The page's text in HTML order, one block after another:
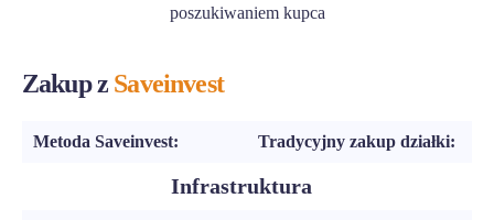
poszukiwaniem kupca
Zakup z Saveinvest
Metoda Saveinvest: Tradycyjny zakup działki:
Infrastruktura